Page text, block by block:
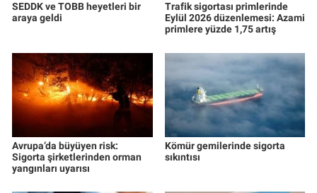
SEDDK ve TOBB heyetleri bir
araya geldi
Trafik sigortası primlerinde
Eylül 2026 düzenlemesi: Azami
primlere yüzde 1,75 artış
Avrupa’da büyüyen risk:
Sigorta şirketlerinden orman
yangınları uyarısı
Kömür gemilerinde sigorta
sıkıntısı